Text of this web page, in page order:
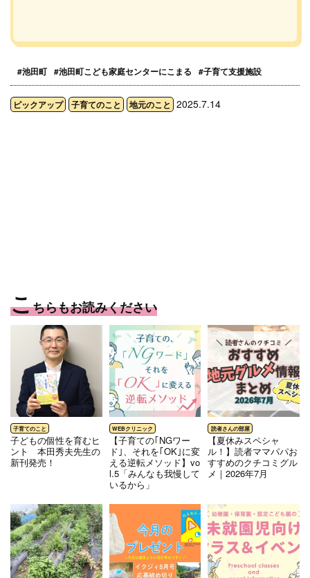
#池田町 #池田町こども家庭センターにこまる #子育て支援施設
ピックアップ 子育てのこと 地元のこと 2025.7.14
こちらもお読みください
⼦どもの個性を育むヒ
ント 本⽥秀夫先⽣の
新刊発売！
【子育ての｢NGワー
ド｣、それを｢OK｣に変
える逆転メソッド】vo
l.5「みんなも我慢して
いるから」
【夏休みスペシャ
ル！】読者ママパパお
すすめのクチコミグル
メ｜2026年7月